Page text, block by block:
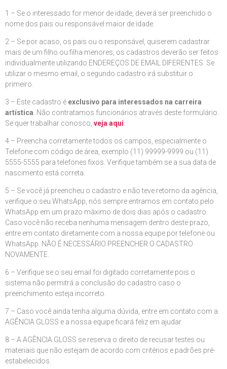
1 – Se o interessado for menor de idade, deverá ser preenchido o
nome dos pais ou responsável maior de idade.
2 – Se por acaso, os pais ou o responsável, quiserem cadastrar
mais de um filho ou filha menores, os cadastros deverão ser feitos
individualmente utilizando ENDEREÇOS DE EMAIL DIFERENTES. Se
utilizar o mesmo email, o segundo cadastro irá substituir o
primeiro.
3 – Este cadastro é exclusivo para interessados na carreira
artística . Não contratamos funcionários através deste formulário.
Se quer trabalhar conosco, veja aqui
4 – Preencha corretamente todos os campos, especialmente o
Telefone com código de área, exemplo (11) 99999-9999 ou (11)
5555-5555 para telefones fixos. Verifique também se a sua data de
nascimento está correta.
5 – Se você já preencheu o cadastro e não teve retorno da agência,
verifique o seu WhatsApp, nós sempre entramos em contato pelo
WhatsApp em um prazo máximo de dois dias após o cadastro.
Caso você não receba nenhuma mensagem dentro deste prazo,
entre em contato diretamente com a nossa equipe por telefone ou
WhatsApp. NÃO É NECESSÁRIO PREENCHER O CADASTRO
NOVAMENTE.
6 – Verifique se o seu email foi digitado corretamente pois o
sistema não permitrá a conclusão do cadastro caso o
preenchimento esteja incorreto.
7 – Caso você ainda tenha alguma dúvida, entre em contato com a
AGÊNCIA GLOSS e a nossa equipe ficará feliz em ajudar.
8 – A AGÊNCIA GLOSS se reserva o direito de recusar testes ou
materiais que não estejam de acordo com critérios e padrões pré-
estabelecidos.